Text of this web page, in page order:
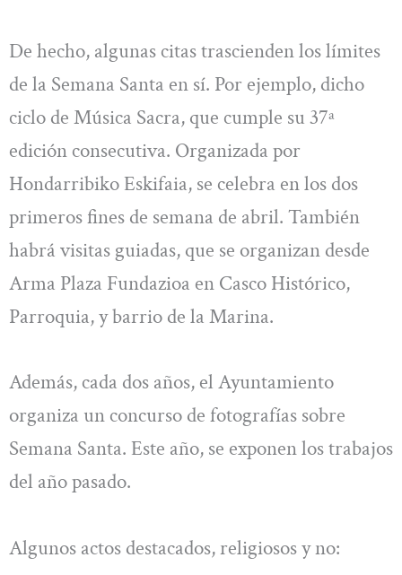
De hecho, algunas citas trascienden los límites
de la Semana Santa en sí. Por ejemplo, dicho
ciclo de Música Sacra, que cumple su 37ª
edición consecutiva. Organizada por
Hondarribiko Eskifaia, se celebra en los dos
primeros fines de semana de abril. También
habrá visitas guiadas, que se organizan desde
Arma Plaza Fundazioa en Casco Histórico,
Parroquia, y barrio de la Marina.
Además, cada dos años, el Ayuntamiento
organiza un concurso de fotografías sobre
Semana Santa. Este año, se exponen los trabajos
del año pasado.
Algunos actos destacados, religiosos y no: